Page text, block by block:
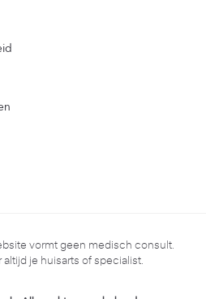
vormt geen medisch consult.
altijd je huisarts of specialist.